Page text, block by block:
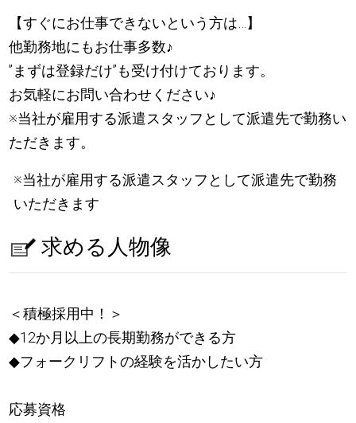
【すぐにお仕事できないという方は…】
他勤務地にもお仕事多数♪
”まずは登録だけ”も受け付けております。
お気軽にお問い合わせください♪
※当社が雇用する派遣スタッフとして派遣先で勤務い
ただきます。
※当社が雇用する派遣スタッフとして派遣先で勤務
いただきます
求める人物像
＜積極採用中！＞
◆12か月以上の長期勤務ができる方
◆フォークリフトの経験を活かしたい方
応募資格